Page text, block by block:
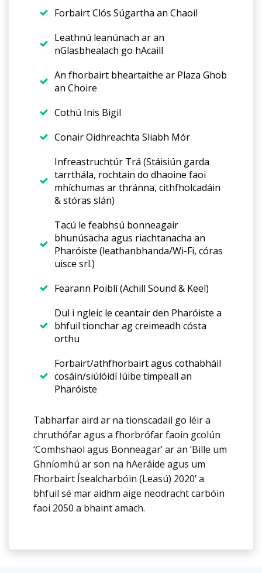
Forbairt Clós Súgartha an Chaoil
Leathnú leanúnach ar an
nGlasbhealach go hAcaill
An fhorbairt bheartaithe ar Plaza Ghob
an Choire
Cothú Inis Bigil
Conair Oidhreachta Sliabh Mór
Infreastruchtúr Trá (Stáisiún garda
tarrthála, rochtain do dhaoine faoi
mhíchumas ar thránna, cithfholcadáin
& stóras slán)
Tacú le feabhsú bonneagair
bhunúsacha agus riachtanacha an
Pharóiste (leathanbhanda/Wi-Fi, córas
uisce srl.)
Fearann Poiblí (Achill Sound & Keel)
Dul i ngleic le ceantair den Pharóiste a
bhfuil tionchar ag creimeadh cósta
orthu
Forbairt/athfhorbairt agus cothabháil
cosáin/siúlóidí lúibe timpeall an
Pharóiste
Tabharfar aird ar na tionscadail go léir a
chruthófar agus a fhorbrófar faoin gcolún
‘Comhshaol agus Bonneagar’ ar an ‘Bille um
Ghníomhú ar son na hAeráide agus um
Fhorbairt Ísealcharbóin (Leasú) 2020’ a
bhfuil sé mar aidhm aige neodracht carbóin
faoi 2050 a bhaint amach.